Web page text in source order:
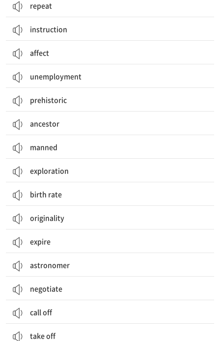
repeat
instruction
affect
unemployment
prehistoric
ancestor
manned
exploration
birth rate
originality
expire
astronomer
negotiate
call off
take off